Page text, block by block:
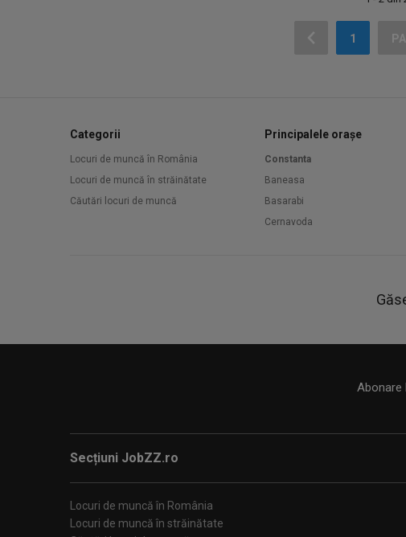
1
Categorii
Locuri de muncă în România
Locuri de muncă în străinătate
Căutări locuri de muncă
Principalele orașe
Constanta
Baneasa
Basarabi
Cernavoda
Abonare
Secțiuni JobZZ.ro
Locuri de muncă în România
Locuri de muncă în străinătate